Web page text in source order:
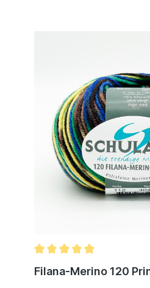
Filana-Merino 120